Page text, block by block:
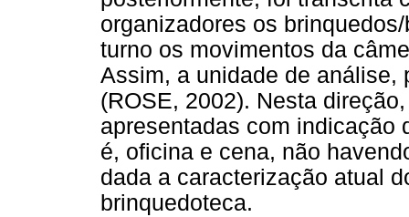
organizadores os
turno os movimentos da
Assim, a unidade de análise,
(ROSE, 2002). Nesta
apresentadas com indicação
é, oficina e cena, não
dada a caracterização atual
brinquedoteca.